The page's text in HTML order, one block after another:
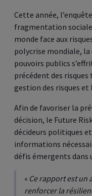
Cette année,
fragmentation
monde face aux
polycrise mondiale, la
pouvoirs publics
précédent des
gestion des risques et
Afin de favoriser la
décision, le Future
décideurs politiques
informations
défis émergents dans
« Ce rapport est un
renforcer la